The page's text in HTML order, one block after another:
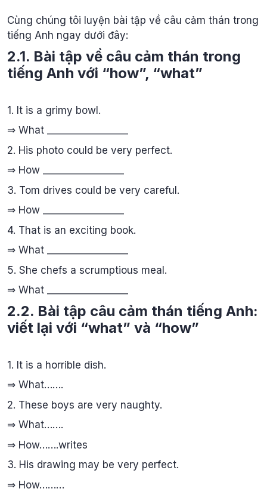
Cùng chúng tôi luyện bài tập về câu cảm thán trong
tiếng Anh ngay dưới đây:
2.1. Bài tập về câu cảm thán trong
tiếng Anh với “how”, “what”
1. It is a grimy bowl.
⇒ What _________________
2. His photo could be very perfect.
⇒ How _________________
3. Tom drives could be very careful.
⇒ How _________________
4. That is an exciting book.
⇒ What _________________
5. She chefs a scrumptious meal.
⇒ What _________________
2.2. Bài tập câu cảm thán tiếng Anh:
viết lại với “what” và “how”
1. It is a horrible dish.
⇒ What…….
2. These boys are very naughty.
⇒ What…….
⇒ How…….writes
3. His drawing may be very perfect.
⇒ How………